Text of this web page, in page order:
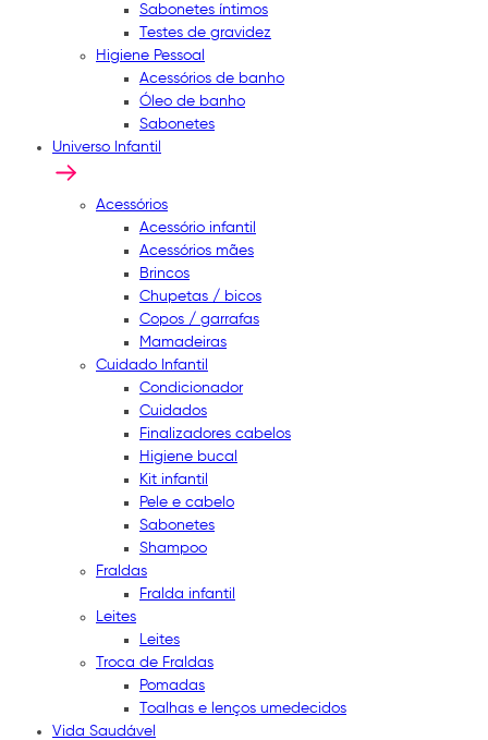
Sabonetes íntimos
Testes de gravidez
Higiene Pessoal
Acessórios de banho
Óleo de banho
Sabonetes
Universo Infantil
Acessórios
Acessório infantil
Acessórios mães
Brincos
Chupetas / bicos
Copos / garrafas
Mamadeiras
Cuidado Infantil
Condicionador
Cuidados
Finalizadores cabelos
Higiene bucal
Kit infantil
Pele e cabelo
Sabonetes
Shampoo
Fraldas
Fralda infantil
Leites
Leites
Troca de Fraldas
Pomadas
Toalhas e lenços umedecidos
Vida Saudável